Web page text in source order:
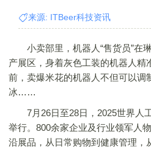
来源: ITBeer科技资讯
小卖部里，机器人“售货员”在
产展区，身着灰色工装的机器人精
前，卖爆米花的机器人不但可以调
冰……
7月26日至28日，2025世界人
举行。800余家企业及行业领军人
沿展品，从日常购物到健康管理，